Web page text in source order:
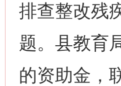
排查整改残
题。县教育
的资助金，